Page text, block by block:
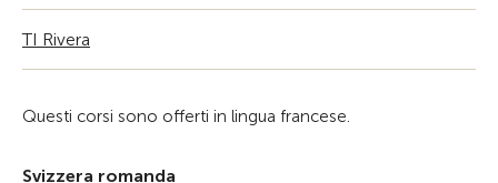
TI Rivera
Questi corsi sono offerti in lingua francese.
Svizzera romanda